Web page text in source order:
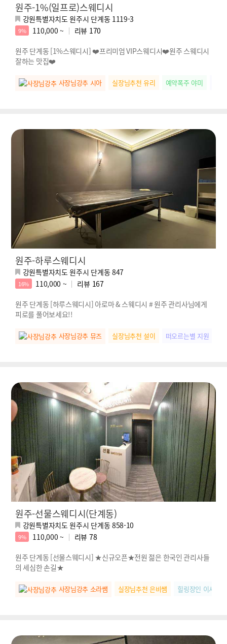
원주-1%(일프로)스웨디시
강원특별자치도 원주시 단계동 1119-3
9% 110,000 ~ 리뷰 170
원주 단계동 [1%스웨디시] ❤️프리미엄 VIP스웨디시❤️원주 스웨디시
잘하는 맛집❤️
사장님강추 시아 실장님추천 유리 예약폭주 야미
원주-하루스웨디시
강원특별자치도 원주시 단계동 847
16% 110,000 ~ 리뷰 167
원주 단계동 [하루스웨디시] 아로마 & 스웨디시 # 원주 관리사님에게
피로를 풀어보세요!!
사장님강추 뮤즈 실장님추천 설이 떠오르는별 지원
원주-선물스웨디시(단계동)
강원특별자치도 원주시 단계동 858-10
9% 110,000 ~ 리뷰 78
원주 단계동 [선물스웨디시] ★신규오픈★전원 젊은 한국인 관리사들
의 세심한 손길★
사장님강추 소라쌤 실장님추천 은비쌤 힐링장인 이서쌤